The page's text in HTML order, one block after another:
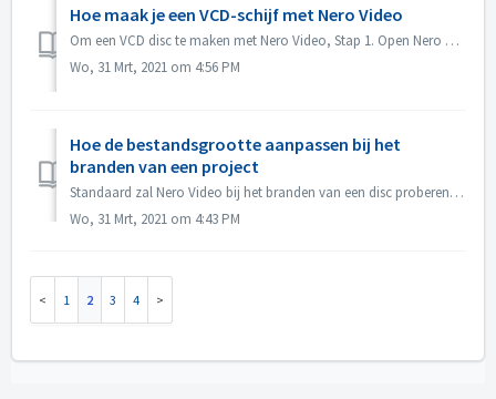
Hoe maak je een VCD-schijf met Nero Video
Om een VCD disc te maken met Nero Video, Stap 1. Open Nero Video. Stap 2. Sleep een video bestand naar Nero Video Home, Nero Video zal een "Selecteer ...
Wo, 31 Mrt, 2021 om 4:56 PM
Hoe de bestandsgrootte aanpassen bij het
branden van een project
Standaard zal Nero Video bij het branden van een disc proberen de volledige ruimte van een disc te benutten. In sommige gevallen, als je geen grote output n...
Wo, 31 Mrt, 2021 om 4:43 PM
1 2 3 4